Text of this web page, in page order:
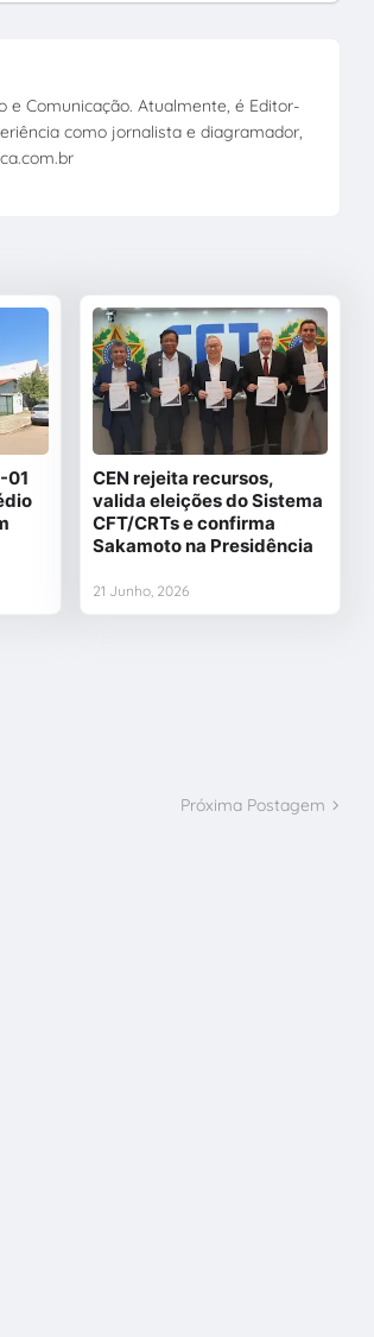
e Comunicação. Atualmente, é Editor-
como jornalista e diagramador,
01
CEN rejeita recursos,
valida eleições do Sistema
CFT/CRTs e confirma
Sakamoto na Presidência
21 Junho, 2026
Próxima Postagem